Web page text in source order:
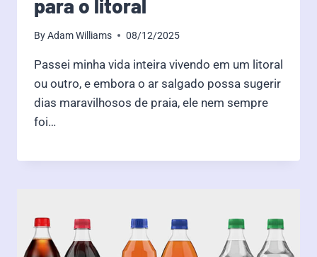
para o litoral
ByAdam Williams 08/12/2025
Passei minha vida inteira vivendo em um litoral
ou outro, e embora o ar salgado possa sugerir
dias maravilhosos de praia, ele nem sempre
foi…